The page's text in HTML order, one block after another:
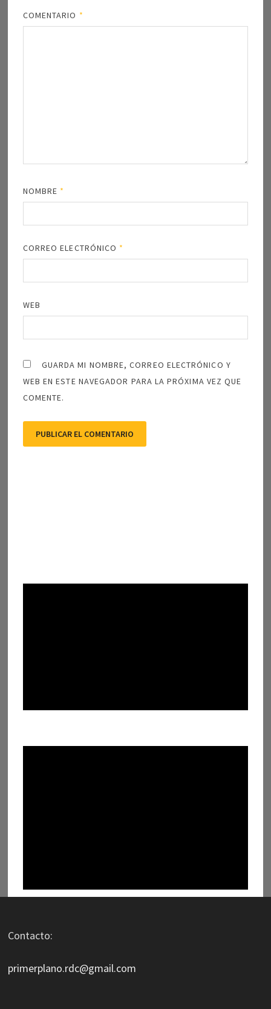
COMENTARIO *
NOMBRE *
CORREO ELECTRÓNICO *
WEB
GUARDA MI NOMBRE, CORREO ELECTRÓNICO Y
WEB EN ESTE NAVEGADOR PARA LA PRÓXIMA VEZ QUE
COMENTE.
Contacto:
primerplano.rdc@gmail.com